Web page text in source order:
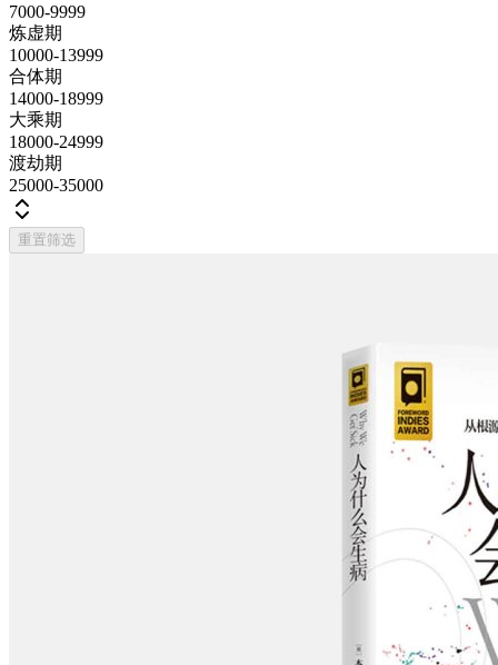
7000-9999
炼虚期
10000-13999
合体期
14000-18999
大乘期
18000-24999
渡劫期
25000-35000
重置筛选